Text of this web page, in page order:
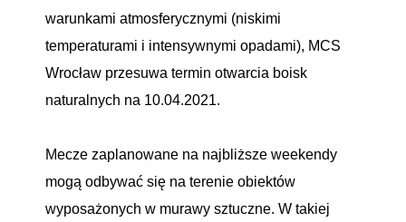
warunkami atmosferycznymi (niskimi
temperaturami i intensywnymi opadami), MCS
Wrocław przesuwa termin otwarcia boisk
naturalnych na 10.04.2021.
Mecze zaplanowane na najbliższe weekendy
mogą odbywać się na terenie obiektów
wyposażonych w murawy sztuczne. W takiej